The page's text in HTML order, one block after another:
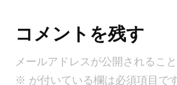
コメントを残す
メールアドレスが公開されるこ
※ が付いている欄は必須項目で